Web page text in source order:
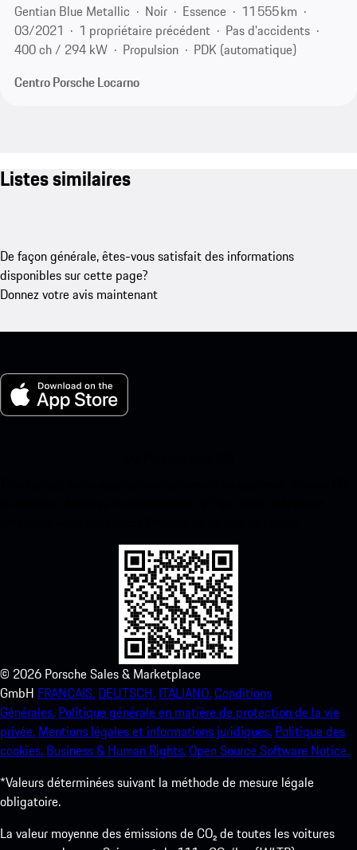
Gentian Blue Metallic
Noir Essence
11 555 km
03/2021
1 propriétaire précédent
Pas d'accidents
400 ch / 294 kW
Propulsion
PDK (automatique)
Centro Porsche Locarno
Listes similaires
De façon générale, êtes-vous satisfait des informations
disponibles sur cette page?
Donnez votre avis maintenant
© 2026 Porsche Sales & Marketplace
GmbH FRANCAIS. DEUTSCH. ITALIANO.Conditions
Générales. Politique générale en matière de protection de la vie
privée. Mentions légales et informations juridiques. Politique des
cookies. Business & Human Rights.Open Source Software Notice.
*Valeurs déterminées suivant la méthode de mesure légale
obligatoire.
La valeur moyenne des émissions de CO₂ de toutes les voitures